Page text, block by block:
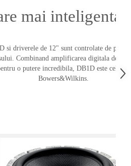
mai inteligenta
driverele de 12" sunt controlate de
Combinand amplificarea digitala de
o putere incredibila, DB1D este cel
Bowers&Wilkins.